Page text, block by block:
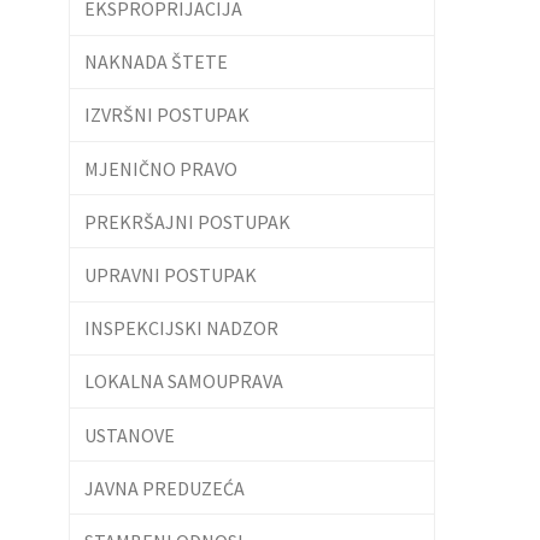
EKSPROPRIJACIJA
NAKNADA ŠTETE
IZVRŠNI POSTUPAK
MJENIČNO PRAVO
PREKRŠAJNI POSTUPAK
UPRAVNI POSTUPAK
INSPEKCIJSKI NADZOR
LOKALNA SAMOUPRAVA
USTANOVE
JAVNA PREDUZEĆA